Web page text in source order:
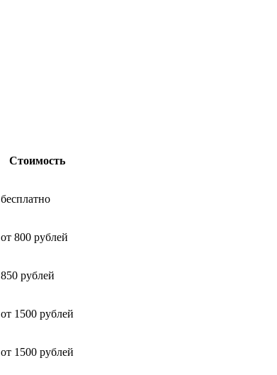
Стоимость
бесплатно
от 800 рублей
850 рублей
от 1500 рублей
от 1500 рублей